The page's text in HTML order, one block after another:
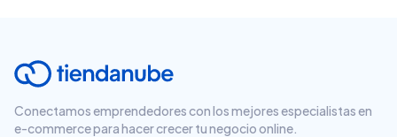
Conectamos emprendedores con los mejores especialistas en
e-commerce para hacer crecer tu negocio online.